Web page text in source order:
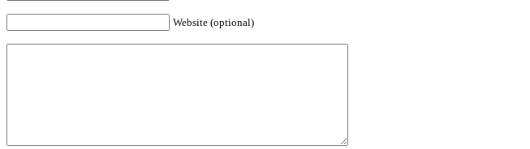
Website (optional)